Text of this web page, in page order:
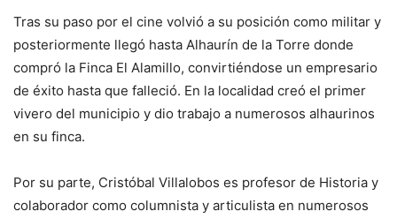
Tras su paso por el cine volvió a su posición como militar y
posteriormente llegó hasta Alhaurín de la Torre donde
compró la Finca El Alamillo, convirtiéndose un empresario
de éxito hasta que falleció. En la localidad creó el primer
vivero del municipio y dio trabajo a numerosos alhaurinos
en su finca.
Por su parte, Cristóbal Villalobos es profesor de Historia y
colaborador como columnista y articulista en numerosos